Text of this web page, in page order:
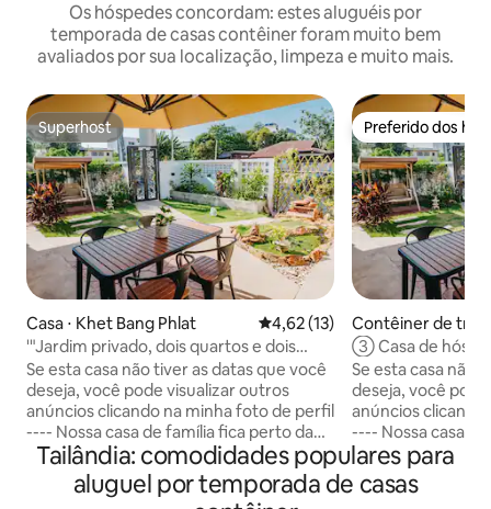
Os hóspedes concordam: estes aluguéis por
temporada de casas contêiner foram muito bem
avaliados por sua localização, limpeza e muito mais.
Superhost
Superhost
Casa ⋅ Khet Bang Phlat 4,62 de uma avaliação média
4,62 (13)
'"Jardim privado, dois quartos e dois
banheiros, pode acomodar 5 pessoas
Se esta casa não tiver as datas que você
deseja, você pode visualizar outros
anúncios clicando na minha foto de perfil
---- Nossa casa de família fica perto da
Ponte Rama 7, um lugar cheio de
ambiente aconchegante e
tranquilo.Localizada em um pátio
Preferido dos
Preferido dos
Contêiner de
et Bang Phlat
③ Casa de
dois quartos,
férias
Se esta casa não
deseja, você
anúncios
---- Nossa casa de família fica perto da
Ponte Rama 7,
ambiente
Tailândia: comodidades populares para
aluguel por temporada de casas